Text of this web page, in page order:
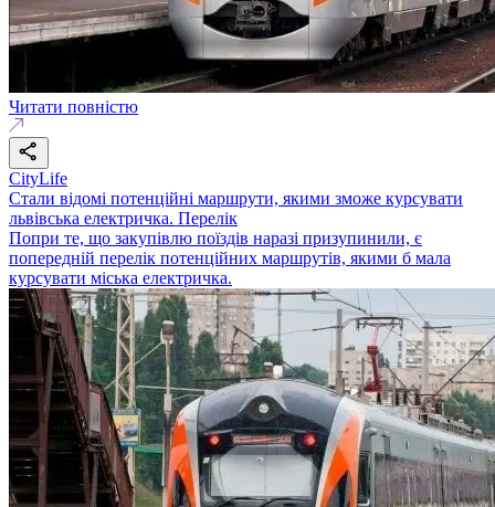
Читати повністю
CityLife
Стали відомі потенційні маршрути, якими зможе курсувати
львівська електричка. Перелік
Попри те, що закупівлю поїздів наразі призупинили, є
попередній перелік потенційних маршрутів, якими б мала
курсувати міська електричка.